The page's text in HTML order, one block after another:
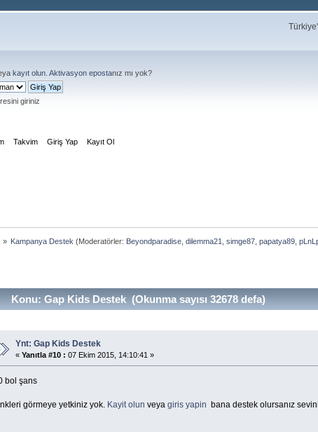
kayıt olun Aktivasyon epostanız mı yok?
giriniz
Takvim Giriş Yap Kayıt Ol
» Kampanya Destek (Moderatörler: Beyondparadise, dilemma21 simge87, papatya89,
Konu: Gap Kids Destek (Okunma sayısı 32678 defa)
Ynt: Gap Kids Destek
« Yanıtla #10 : 07 Ekim 2015, 14:10:41 »
bol şans
görmeye yetkiniz yok. Kayit olun veya giris yapin bana destek olursanız